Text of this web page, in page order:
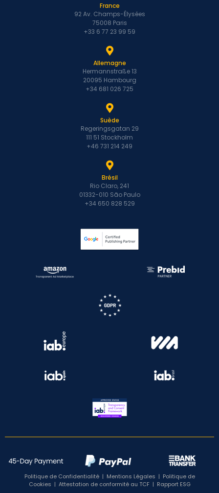
France
92 Av. Champs-Élysées
75008 Paris
+33 6 77 23 99 59
Allemagne
Hermannstraße 13
20095 Hambourg
+34 681 026 725
Suède
Regeringsgatan 29
111 51 Stockholm
+46 731 214 249
Brésil
Rio Claro, 241
01332-010 São Paulo
+34 650 828 529
Politique de Confidentialité| Mentions Légales | Politique de
Cookies | Attestation de conformité au TCF| Rapport ESG